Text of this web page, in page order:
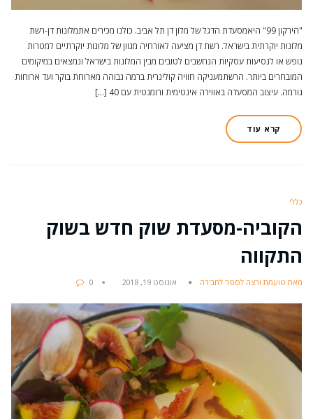
"הירקון 99" היאמסעדת הדגל של מלון דן תל אביב. כולנו מכירים אתמלונות דן-רשת
מלונות יוקרתית בישראל. רשת דן מציעה לאורחיה מגוון של מלונות יוקרתיים למטרות
נופש או לנסיעות עסקיות הנחשבים לטובים מבין המלונות בישראל ונמצאים במיקומים
המובחרים ביותר. הרשתמעניקה חוויה קולינרית ברמה גבוהה מארוחת בוקר ועד ארוחות
גורמה. עיצוב המסעדה באווירה אינטימית ורומנטית עם 40 […]
קרא עוד
כללי
הקוביה-מסעדת שוק חדש בשוק
התקווה
מאת טועמת ורצה לספר לחב'רה אוגוסט 19, 2018 0